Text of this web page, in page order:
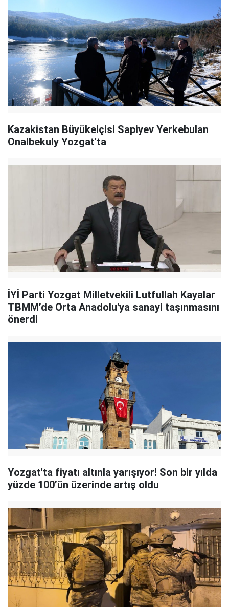
Kazakistan Büyükelçisi Sapiyev Yerkebulan
Onalbekuly Yozgat'ta
İYİ Parti Yozgat Milletvekili Lutfullah Kayalar
TBMM’de Orta Anadolu'ya sanayi taşınmasını
önerdi
Yozgat'ta fiyatı altınla yarışıyor! Son bir yılda
yüzde 100’ün üzerinde artış oldu